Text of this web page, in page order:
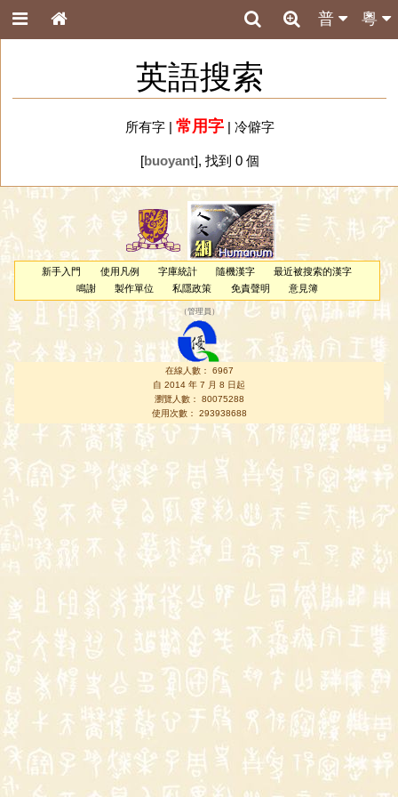
粵
普
英語搜索
所有字| 常用字| 冷僻字
[buoyant], 找到 0 個
新手入門 使用凡例 字庫統計 隨機漢字
最近被搜索的漢字
鳴謝
製作單位 私隱政策 免責聲明 意見簿
（管理員 ）
在線人數： 6967
自 2014 年 7 月 8 日起
瀏覽人數： 80075288
使用次數： 293938688